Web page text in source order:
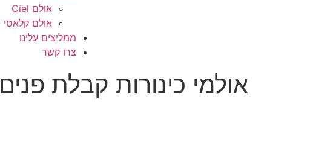
אולם Ciel
אולם קלאסי
ממליצים עלינו
צרו קשר
אולמי כינורות קבלת פנים